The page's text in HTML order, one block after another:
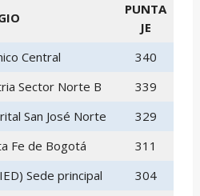
PUNTA
JE
Central
340
Sector Norte B
339
San José Norte
329
Fe de Bogotá
311
Sede principal
304